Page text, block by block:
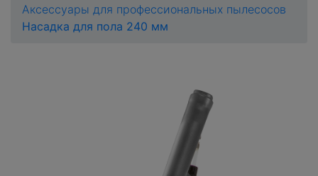
Аксессуары для профессиональных пылесосов
Насадка для пола 240 мм